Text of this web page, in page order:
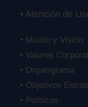
• Atención de
• Misión y Visión
• Valores
• Organigrama
• Objetivos
• Políticas